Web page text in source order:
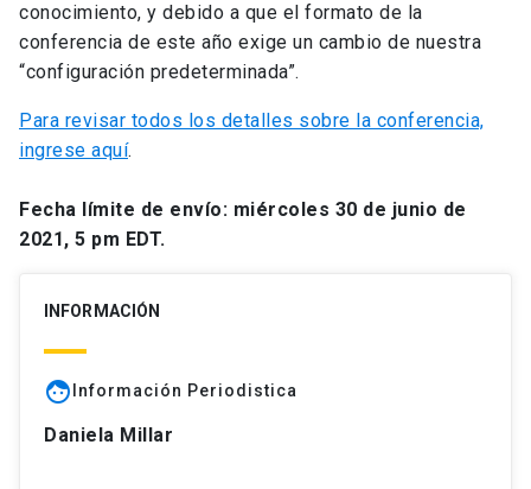
conocimiento, y debido a que el formato de la
conferencia de este año exige un cambio de nuestra
“configuración predeterminada”.
Para revisar todos los detalles sobre la conferencia,
ingrese aquí.
Fecha límite de envío: miércoles 30 de junio de
2021, 5 pm EDT.
INFORMACIÓN
face Información Periodistica
Daniela Millar